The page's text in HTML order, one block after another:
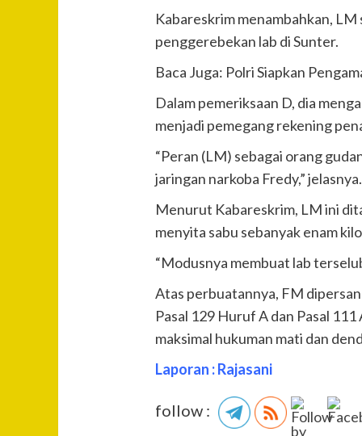
Kabareskrim menambahkan,
penggerebekan lab di Sunter.
Baca Juga: Polri Siapkan
Dalam pemeriksaan D, dia
menjadi pemegang rekening
“Peran (LM) sebagai orang
jaringan narkoba Fredy,” jelasnya.
Menurut Kabareskrim, LM ini
menyita sabu sebanyak enam
“Modusnya membuat lab
Atas perbuatannya, FM
Pasal 129 Huruf A dan Pasal
maksimal hukuman mati dan
Laporan : Rajasani
follow :